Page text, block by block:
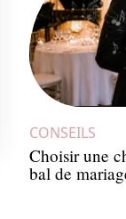
CONSEILS
Choisir une
bal de